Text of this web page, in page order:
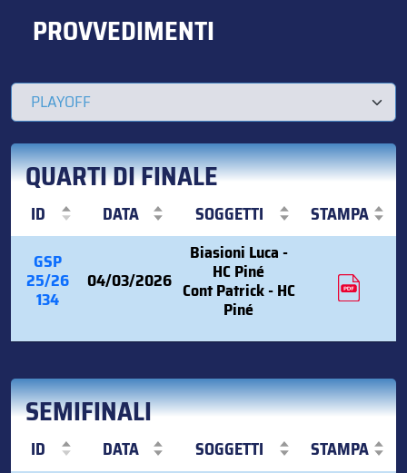
PROVVEDIMENTI
QUARTI DI FINALE
ID DATA SOGGETTI STAMPA
GSP
25/26
134
04/03/2026
Biasioni Luca -
HC Piné
Cont Patrick - HC
Piné
SEMIFINALI
ID DATA SOGGETTI STAMPA